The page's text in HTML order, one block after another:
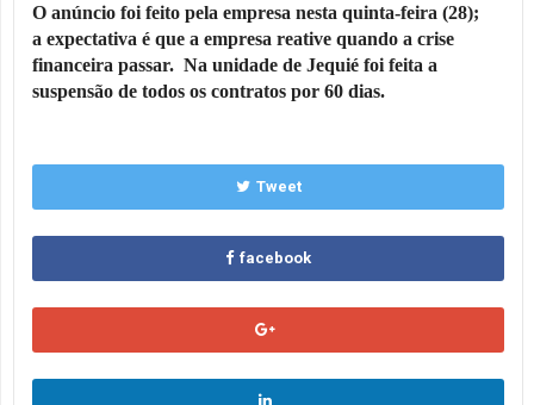
O anúncio foi feito pela empresa nesta quinta-feira (28);
a expectativa é que a empresa reative quando a crise
financeira passar. Na unidade de Jequié foi feita a
suspensão de todos os contratos por 60 dias.
Tweet
facebook